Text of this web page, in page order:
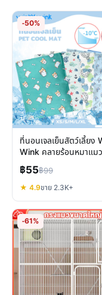
-50%
ที่นอนเจลเย็นสัตว์เลี้ยง
Wink คลายร้อนหมาแมว
นอนเย็นสบาย
฿55฿99
★ 4.9ขาย 2.3K+
-61%